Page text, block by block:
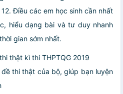
Điều các em học sinh cần nhất
hiểu dạng bài và tư duy nhanh
gian sớm nhất.
thật kì thi THPTQG 2019
thi thật của bộ, giúp bạn luyện